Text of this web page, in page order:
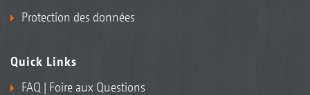
Protection des données
Quick Links
FAQ | Foire aux Questions